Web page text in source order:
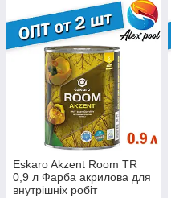
Eskaro Akzent Room TR
0,9 л Фарба акрилова для
внутрішніх робіт